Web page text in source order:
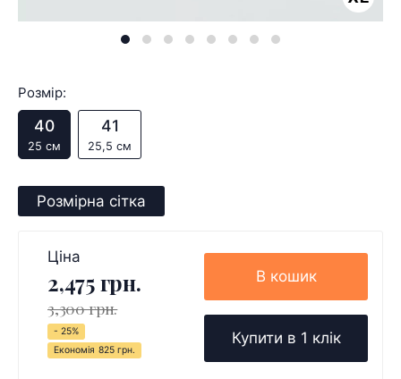
Розмір:
40
25 см
41
25,5 см
Розмірна сітка
Ціна
2,475 грн.
3,300 грн.
- 25%
Економія 825 грн.
В кошик
Купити в 1 клік